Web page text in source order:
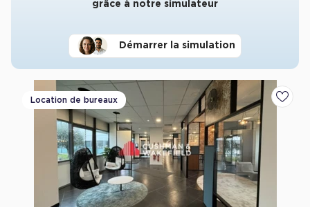
grâce à notre simulateur
Démarrer la simulation
Location de bureaux